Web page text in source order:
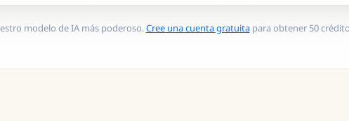
modelo de IA más poderoso.Cree una cuenta gratuitapara obtener 50